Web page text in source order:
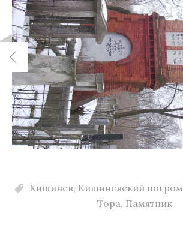
Кишинев, Кишиневский погром
Тора, Памятник